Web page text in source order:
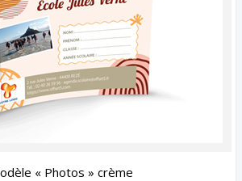
« Photos » crème